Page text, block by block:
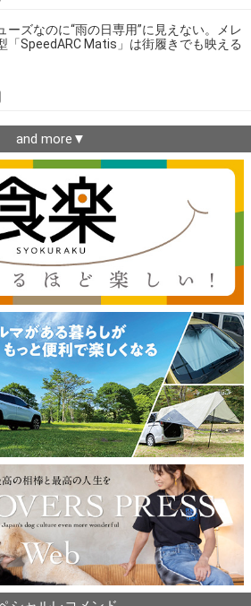
ーズなのに“雨の日専用”に見えない。メレ
「SpeedARC Matis」は街履きでも映える
and more▼